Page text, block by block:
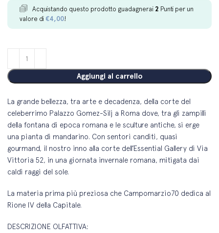
Acquistando questo prodotto guadagnerai 2 Punti per un
valore di€4,00!
Aggiungi al carrello
L a grande bellezza, tra arte e decadenza, della corte del
celeberrimo Palazzo Gomez-Silj a Roma dove, tra gli zampilli
della fontana di epoca romana e le sculture antiche, si erge
una pianta di mandarino. Con sentori canditi, quasi
gourmand, il nostro inno alla corte dell’Essential Gallery di Via
Vittoria 52, in una giornata invernale romana, mitigata dai
caldi raggi del sole.
La materia prima più preziosa che Campomarzio70 dedica al
Rione IV della Capitale.
DESCRIZIONE OLFATTIVA: